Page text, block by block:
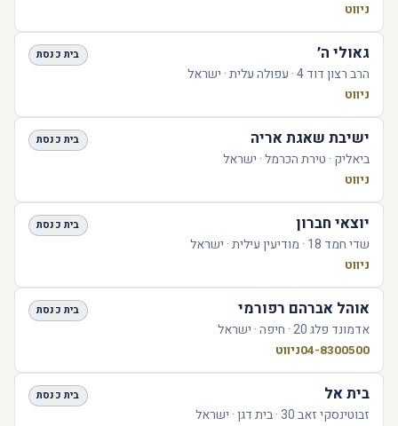
ניווט
גאולי ה׳ בית כנסת
הרב רצון דוד 4 · עפולה עלית · ישראל
ניווט
ישיבת שאגת אריה בית כנסת
ביאליק · טירת הכרמל · ישראל
ניווט
יוצאי חברון בית כנסת
שדי חמד 18 · מודיעין עילית · ישראל
ניווט
אוהל אברהם רפורמי בית כנסת
אדמונד פלג 20 · חיפה · ישראל
04-8300500ניווט
בית אל בית כנסת
זבוטינסקי זאב 30 · בית דגן · ישראל